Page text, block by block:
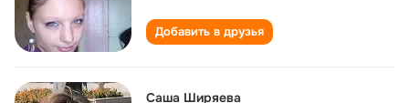
Добавить в друзья
Саша Ширяева